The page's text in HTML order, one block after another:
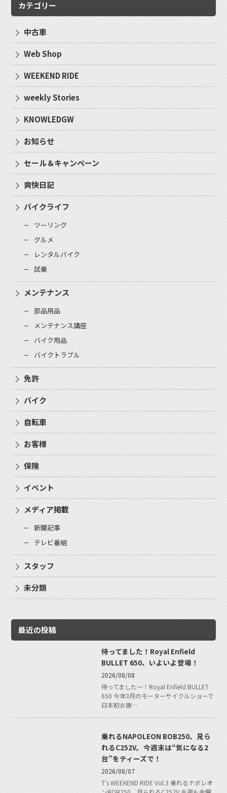
カテゴリー
中古車
Web Shop
WEEKEND RIDE
weekly Stories
KNOWLEDGW
お知らせ
セール＆キャンペーン
爽快日記
バイクライフ
ツーリング
グルメ
レンタルバイク
試乗
メンテナンス
部品用品
メンテナンス講座
バイク用品
バイクトラブル
免許
バイク
自転車
お客様
保険
イベント
メディア掲載
新聞記事
テレビ番組
スタッフ
未分類
最近の投稿
待ってました！Royal Enfield
BULLET 650、いよいよ登場！
2026/08/08
待ってました〜！Royal Enfield BULLET
650 今年3月のモーターサイクルショーで
日本初お披…
乗れるNAPOLEON BOB250、見ら
れるC252V。今週末は“気になる2
台”をティーズで！
2026/08/07
T's WEEKEND RIDE Vol.3 乗れるナポレオ